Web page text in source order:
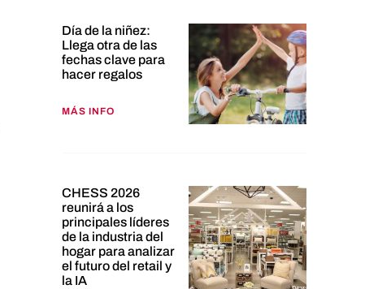
Día de la niñez:
Llega otra de las
fechas clave para
hacer regalos
MÁS INFO
CHESS 2026
reunirá a los
principales líderes
de la industria del
hogar para analizar
el futuro del retail y
la IA